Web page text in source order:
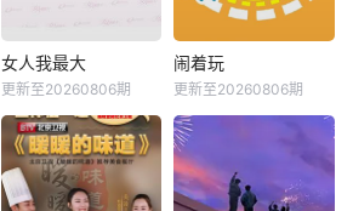
女人我最大
更新至20260806期
闹着玩
更新至20260806期